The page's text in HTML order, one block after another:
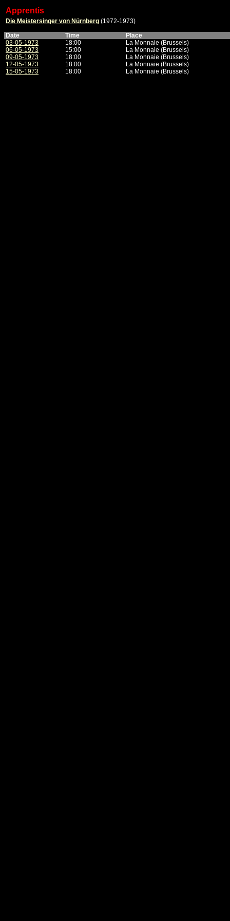
Apprentis
Die Meistersinger von Nürnberg (1972-1973)
Date
Time
Place
03-05-1973
18:00
La Monnaie (Brussels)
06-05-1973
15:00
La Monnaie (Brussels)
09-05-1973
18:00
La Monnaie (Brussels)
12-05-1973
18:00
La Monnaie (Brussels)
15-05-1973
18:00 La Monnaie (Brussels)